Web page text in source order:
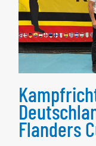
Flanders